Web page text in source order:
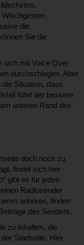
die
Sie die
sich mit Voice Over
durchschlagen. Aber
Situation, dass
führt der bessere
unteren Rand des
doch noch zu
findet sich hier
gibt es für jeden
Radiosender
anhören, finden
des Senders.
zu Inhalten, die
Startseite. Hier